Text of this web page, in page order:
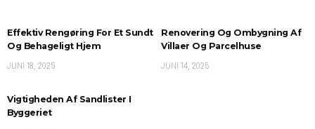
Effektiv Rengøring For Et Sundt
Og Behageligt Hjem
JUNI 18, 2025
Renovering Og Ombygning Af
Villaer Og Parcelhuse
JUNI 14, 2025
Vigtigheden Af Sandlister I
Byggeriet